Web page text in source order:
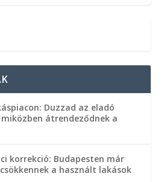
díjak: Új
a
tiltaná be az
–
a hitelt
budapesti
Duzzad az eladó
átrendeződnek a
korrekció: Budapesten már
a használt lakások